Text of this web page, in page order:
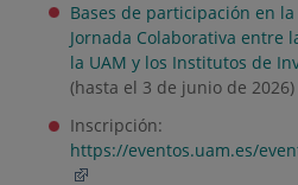
Bases de participación en
Jornada Colaborativa entre
la UAM y los Institutos de
(hasta el 3 de junio de 2026)
Inscripción:
https://eventos.uam.es/